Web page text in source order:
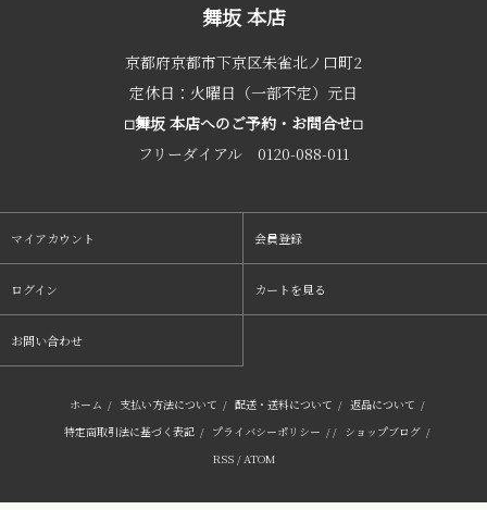
舞坂 本店
京都府京都市下京区朱雀北ノ口町2
定休日：火曜日（一部不定）元日
□舞坂 本店へのご予約・お問合せ□
フリーダイアル 0120-088-011
マイアカウント 会員登録
ログイン カートを見る
お問い合わせ
ホーム / 支払い方法について / 配送・送料について / 返品について /
特定商取引法に基づく表記 / プライバシーポリシー / / ショップブログ /
RSS/ ATOM